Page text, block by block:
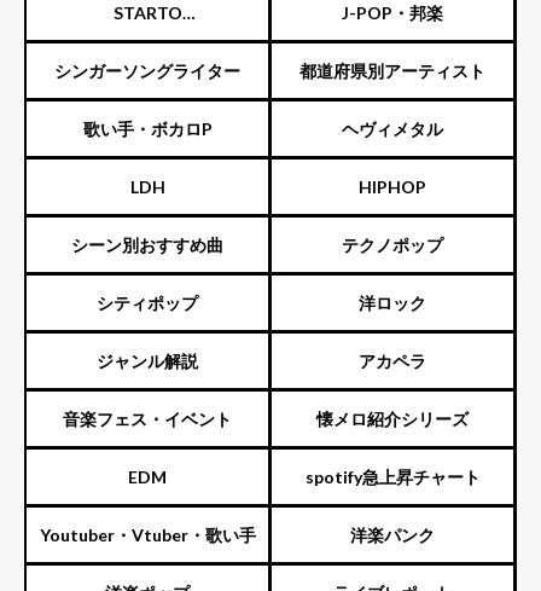
STARTO
ENTERTAINMENT（旧ジャニ
ーズ）
J-POP・邦楽
シンガーソングライター 都道府県別アーティスト
歌い手・ボカロP ヘヴィメタル
LDH HIPHOP
シーン別おすすめ曲 テクノポップ
シティポップ 洋ロック
ジャンル解説 アカペラ
音楽フェス・イベント 懐メロ紹介シリーズ
EDM spotify急上昇チャート
Youtuber・Vtuber・歌い手 洋楽パンク